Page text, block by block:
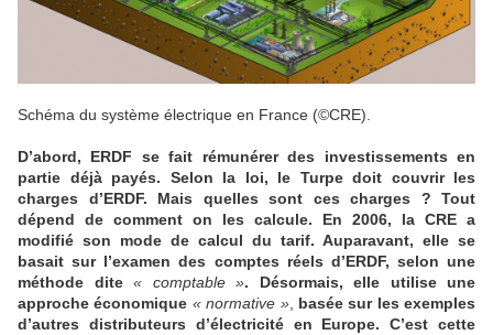
Schéma du système électrique en France (©CRE).
D’abord, ERDF se fait rémunérer des investissements en
partie déjà payés. Selon la loi, le Turpe doit couvrir les
charges d’ERDF. Mais quelles sont ces charges ? Tout
dépend de comment on les calcule. En 2006, la CRE a
modifié son mode de calcul du tarif. Auparavant, elle se
basait sur l’examen des comptes réels d’ERDF, selon une
méthode dite « comptable ». Désormais, elle utilise une
approche économique « normative », basée sur les exemples
d’autres distributeurs d’électricité en Europe. C’est cette